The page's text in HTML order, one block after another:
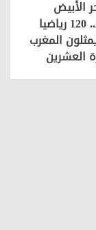
الأبيض
المتوسط.. 120 رياضيا
المغرب
العشرين